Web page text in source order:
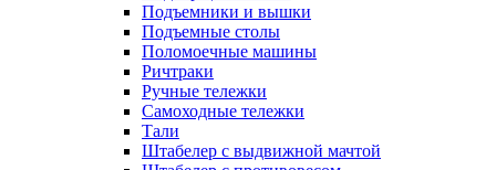
Подъемники и вышки
Подъемные столы
Поломоечные машины
Ричтраки
Ручные тележки
Самоходные тележки
Тали
Штабелер с выдвижной мачтой